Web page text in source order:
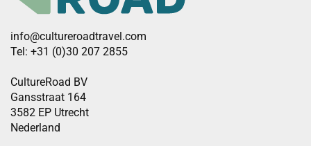
info@cultureroadtravel.com
Tel: +31 (0)30 207 2855
CultureRoad BV
Gansstraat 164
3582 EP Utrecht
Nederland